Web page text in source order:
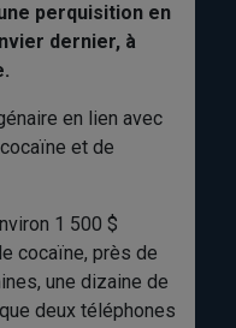
perquisition en
dernier, à
en lien avec
et de
1 500 $
cocaïne, près de
une dizaine de
deux téléphones